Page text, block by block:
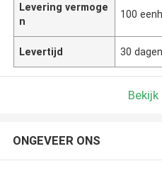
Levering vermoge
n
100
Levertijd 30 dagen
ONGEVEER ONS